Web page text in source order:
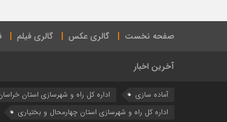
صفحه نخست گالری عکس گالری فیلم
آخرین اخبار
آماده سازی اداره كل راه و شهرسازي استان
اداره كل راه و شهرسازي استان چهارمحال و بختياري